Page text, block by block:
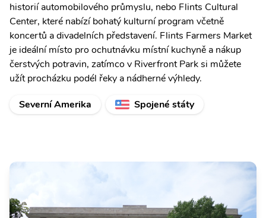
historií automobilového průmyslu, nebo Flints Cultural
Center, které nabízí bohatý kulturní program včetně
koncertů a divadelních představení. Flints Farmers Market
je ideální místo pro ochutnávku místní kuchyně a nákup
čerstvých potravin, zatímco v Riverfront Park si můžete
užít procházku podél řeky a nádherné výhledy.
Severní Amerika
Spojené státy